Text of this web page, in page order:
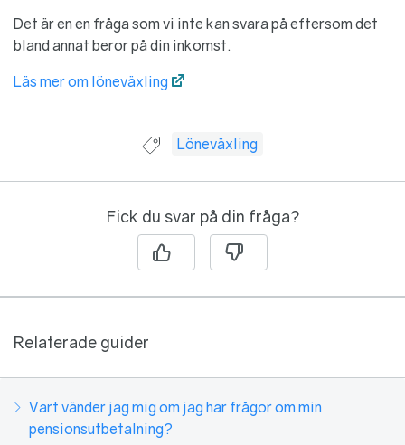
Det är en en fråga som vi inte kan svara på eftersom det
bland annat beror på din inkomst.
Läs mer om löneväxling
Guide taggad med:
Löneväxling
Fick du svar på din fråga?
Relaterade guider
Vart vänder jag mig om jag har frågor om min
pensionsutbetalning?